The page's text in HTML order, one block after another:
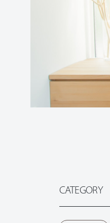
CATEGORY